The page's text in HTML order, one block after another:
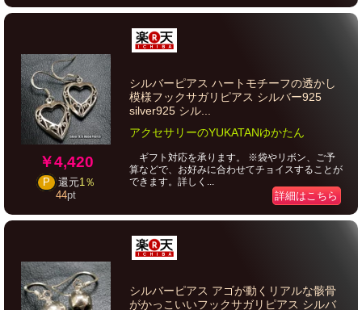
￥4,420
P 還元1％
44pt
シルバーピアス ハートモチーフの透かし
模様フックサガリピアス シルバー925
silver925 シル...
アクセサリーのYUKATANゆかたん
ギフト対応を承ります。 ※袋やリボン、ご予
算などで、お好みに合わせてチョイスすることが
できます。詳しく...
詳細はこちら
シルバーピアス アゴが動くリアルな骸骨
がかっこいいフックサガリピアス シルバ